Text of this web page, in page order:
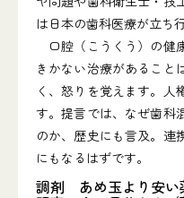
は日本の歯科医療が立ち
口腔（こうくう）の健
きかない治療があること
く、怒りを覚えます。人
す。提言では、なぜ歯科
のか、歴史にも言及。連
にもなるはずです。
調剤 あめ玉より安い